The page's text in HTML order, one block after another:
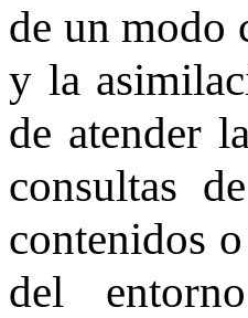
de un modo
y la
de atender
consultas
contenidos
del